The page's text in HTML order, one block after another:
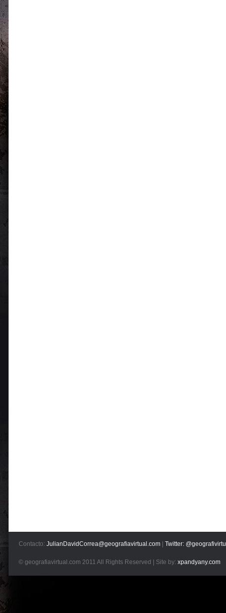
Contacto: JulianDavidCorrea@geografiavirtual.com Twitter:
© geografiavirtual.com 2011 All Rights Reserved | Site by: xpandyany.com